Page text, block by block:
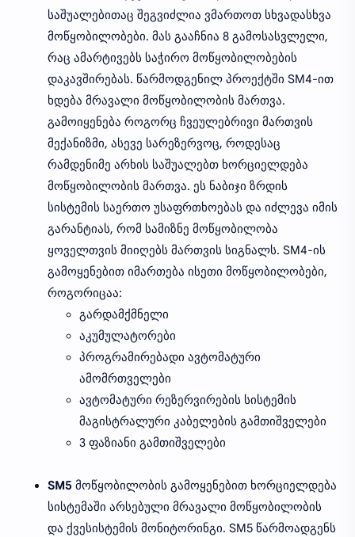
საშუალებითაც შეგვიძლია ვმართოთ სხვადასხვა
მოწყობილობები. მას გააჩნია 8 გამოსასვლელი,
რაც ამარტივებს საჭირო მოწყობილობების
დაკავშირებას. წარმოდგენილ პროექტში SM4-ით
ხდება მრავალი მოწყობილობის მართვა.
გამოიყენება როგორც ჩვეულებრივი მართვის
მექანიზმი, ასევე სარეზერვოც, როდესაც
რამდენიმე არხის საშუალებთ ხორციელდება
მოწყობილობის მართვა. ეს ნაბიჯი ზრდის
სისტემის საერთო უსაფრთხოებას და იძლევა იმის
გარანტიას, რომ სამიზნე მოწყობილობა
ყოველთვის მიიღებს მართვის სიგნალს. SM4-ის
გამოყენებით იმართება ისეთი მოწყობილობები,
როგორიცაა:
გარდამქმნელი
აკუმულატორები
პროგრამირებადი ავტომატური
ამომრთველები
ავტომატური რეზერვირების სისტემის
მაგისტრალური კაბელების გამთიშველები
3 ფაზიანი გამთიშველები
SM5 მოწყობილობის გამოყენებით ხორციელდება
სისტემაში არსებული მრავალი მოწყობილობის
და ქვესისტემის მონიტორინგი. SM5 წარმოადგენს